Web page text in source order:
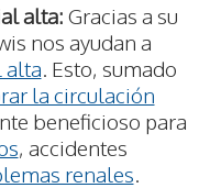
alta: Gracias a su
nos ayudan a
alta . Esto, sumado
la circulación
beneficioso para
, accidentes
renales